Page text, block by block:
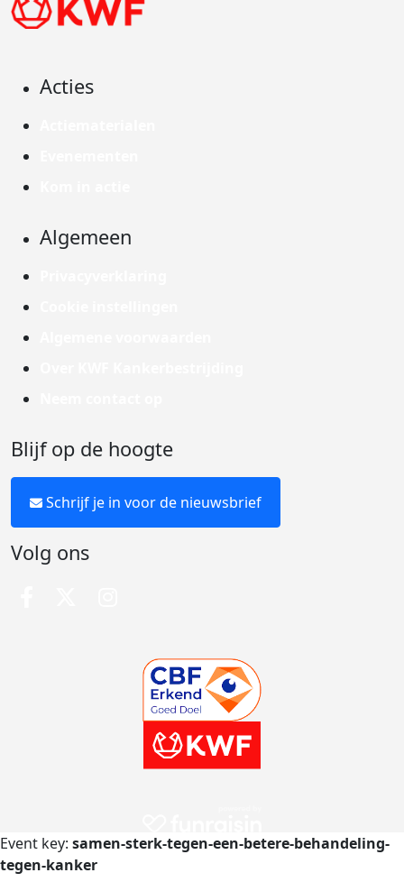
Acties
Algemeen
Blijf op de hoogte
Schrijf je in voor de nieuwsbrief
Volg ons
Event key: samen-sterk-tegen-een-betere-behandeling-
tegen-kanker